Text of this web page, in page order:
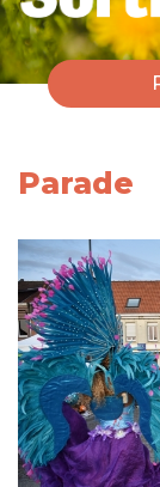
Parade